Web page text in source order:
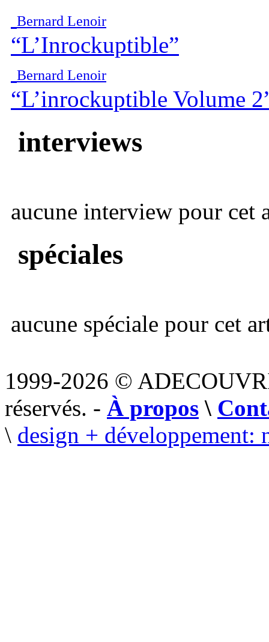
Bernard Lenoir
“L’Inrockuptible”
Bernard Lenoir
“L’inrockuptible Volume
interviews
aucune interview pour cet
spéciales
aucune spéciale pour cet
1999-2026 ©
réservés. - À propos \
\ design + développement: